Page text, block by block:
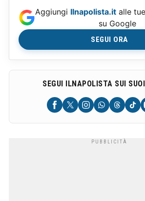
Aggiungi Ilnapolista.it alle
su Google
SEGUI ORA
SEGUI ILNAPOLISTA SUI